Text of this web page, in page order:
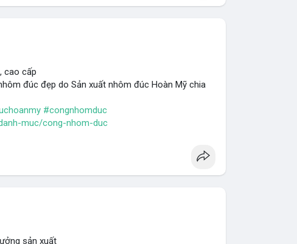
cao cấp
đúc đẹp do Sản xuất nhôm đúc Hoàn Mỹ chia
#congnhomduc
muc/cong-nhom-duc
sản xuất